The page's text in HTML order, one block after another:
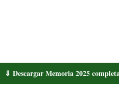
⇓ Descargar Memoria 2025